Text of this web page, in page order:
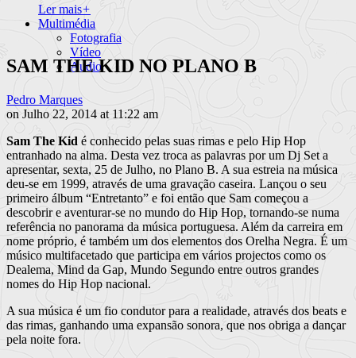
Ler mais+
Multimédia
Fotografia
Vídeo
Audio
SAM THE KID NO PLANO B
Pedro Marques
on Julho 22, 2014 at 11:22 am
Sam The Kid é conhecido pelas suas rimas e pelo Hip Hop
entranhado na alma. Desta vez troca as palavras por um Dj Set a
apresentar, sexta, 25 de Julho, no Plano B. A sua estreia na música
deu-se em 1999, através de uma gravação caseira. Lançou o seu
primeiro álbum “Entretanto” e foi então que Sam começou a
descobrir e aventurar-se no mundo do Hip Hop, tornando-se numa
referência no panorama da música portuguesa. Além da carreira em
nome próprio, é também um dos elementos dos Orelha Negra. É um
músico multifacetado que participa em vários projectos como os
Dealema, Mind da Gap, Mundo Segundo entre outros grandes
nomes do Hip Hop nacional.
A sua música é um fio condutor para a realidade, através dos beats e
das rimas, ganhando uma expansão sonora, que nos obriga a dançar
pela noite fora.